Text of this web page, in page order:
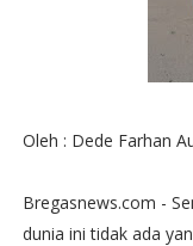
Oleh : Dede Farhan
Bregasnews.com -
dunia ini tidak ada